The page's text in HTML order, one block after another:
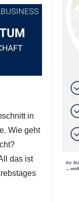
in
Wie geht
das ist